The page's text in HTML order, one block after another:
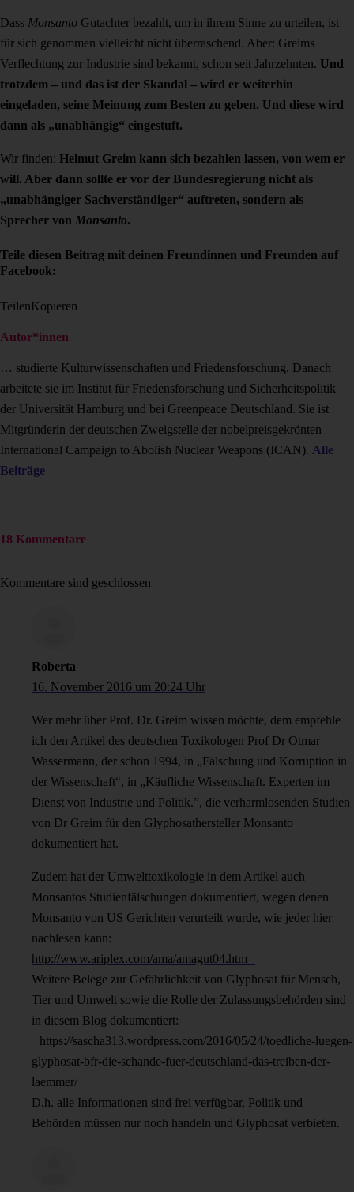
Dass Monsanto Gutachter bezahlt, um in ihrem Sinne zu urteilen, ist
für sich genommen vielleicht nicht überraschend. Aber: Greims
Verflechtung zur Industrie sind bekannt, schon seit Jahrzehnten. Und
trotzdem – und das ist der Skandal – wird er weiterhin
eingeladen, seine Meinung zum Besten zu geben. Und diese wird
dann als „unabhängig“ eingestuft.
Wir finden: Helmut Greim kann sich bezahlen lassen, von wem er
will. Aber dann sollte er vor der Bundesregierung nicht als
„unabhängiger Sachverständiger“ auftreten, sondern als
Sprecher von Monsanto.
Teile diesen Beitrag mit deinen Freundinnen und Freunden auf
Facebook:
TeilenKopieren
Autor*innen
… studierte Kulturwissenschaften und Friedensforschung. Danach
arbeitete sie im Institut für Friedensforschung und Sicherheitspolitik
der Universität Hamburg und bei Greenpeace Deutschland. Sie ist
Mitgründerin der deutschen Zweigstelle der nobelpreisgekrönten
International Campaign to Abolish Nuclear Weapons (ICAN). Alle
Beiträge
18 Kommentare
Kommentare sind geschlossen
Roberta
16. November 2016 um 20:24 Uhr
Wer mehr über Prof. Dr. Greim wissen möchte, dem empfehle
ich den Artikel des deutschen Toxikologen Prof Dr Otmar
Wassermann, der schon 1994, in „Fälschung und Korruption in
der Wissenschaft“, in „Käufliche Wissenschaft. Experten im
Dienst von Industrie und Politik.”, die verharmlosenden Studien
von Dr Greim für den Glyphosathersteller Monsanto
dokumentiert hat.
Zudem hat der Umwelttoxikologie in dem Artikel auch
Monsantos Studienfälschungen dokumentiert, wegen denen
Monsanto von US Gerichten verurteilt wurde, wie jeder hier
nachlesen kann:
http://www.ariplex.com/ama/amagut04.htm
Weitere Belege zur Gefährlichkeit von Glyphosat für Mensch,
Tier und Umwelt sowie die Rolle der Zulassungsbehörden sind
in diesem Blog dokumentiert:
https://sascha313.wordpress.com/2016/05/24/toedliche-luegen-
glyphosat-bfr-die-schande-fuer-deutschland-das-treiben-der-
laemmer/
D.h. alle Informationen sind frei verfügbar, Politik und
Behörden müssen nur noch handeln und Glyphosat verbieten.